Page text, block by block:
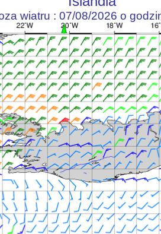
wiatru : 07/08/2026 o